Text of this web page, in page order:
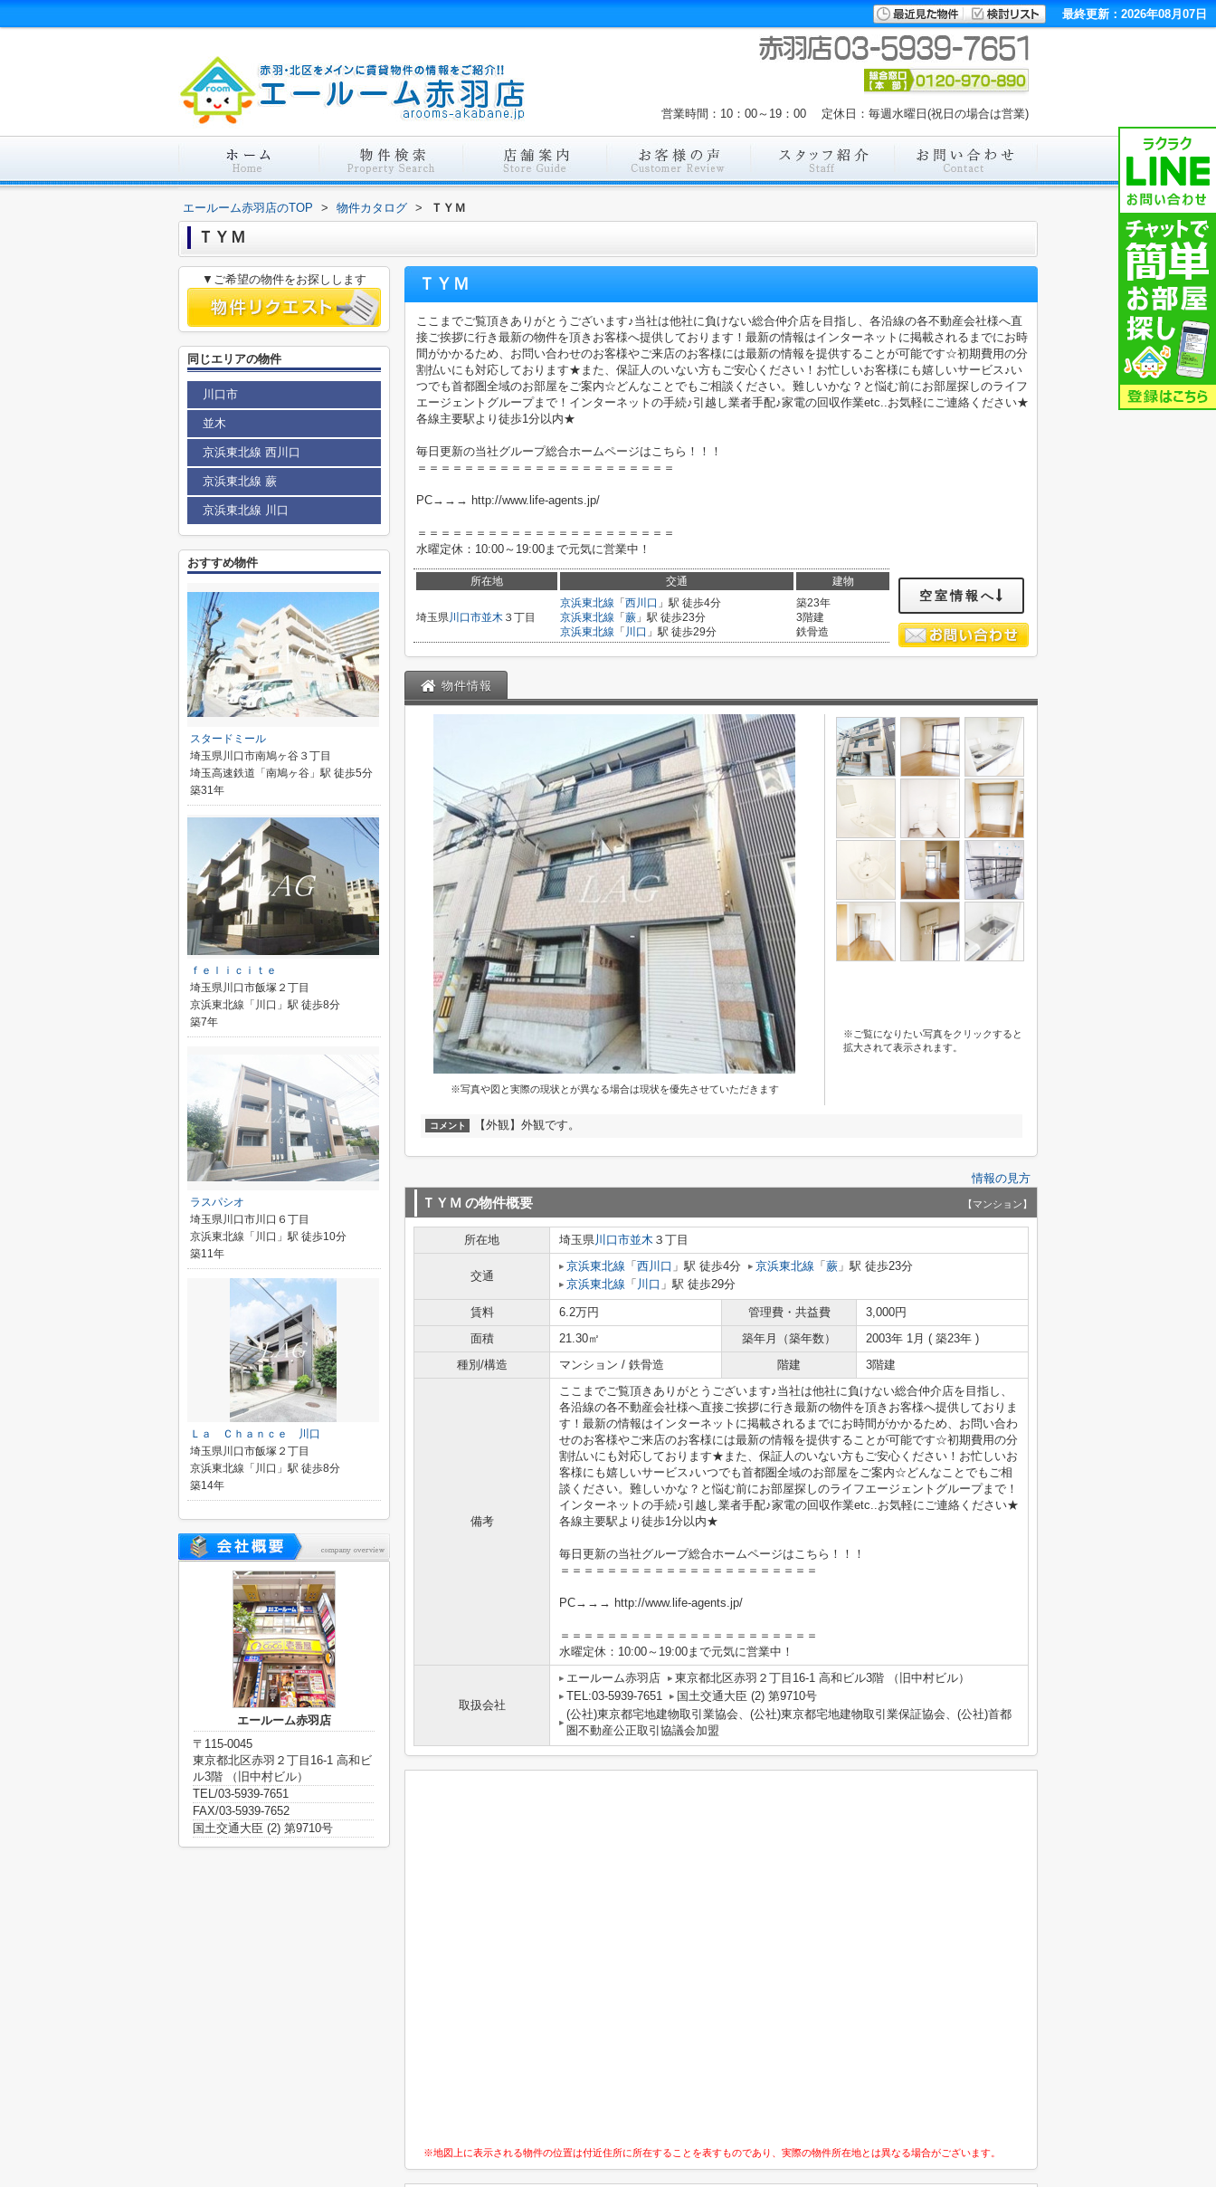
最終更新：2026年08月07日
営業時間：10：00～19：00 定休日：毎週水曜日(祝日の場合は営業)
エールーム赤羽店のTOP > 物件カタログ > ＴＹＭ
ＴＹＭ
ＴＹＭ
ここまでご覧頂きありがとうございます♪当社は他社に負けない総合仲介店を目指し、各沿線の各不動産会社様へ直
接ご挨拶に行き最新の物件を頂きお客様へ提供しております！最新の情報はインターネットに掲載されるまでにお時
間がかかるため、お問い合わせのお客様やご来店のお客様には最新の情報を提供することが可能です☆初期費用の分
割払いにも対応しております★また、保証人のいない方もご安心ください！お忙しいお客様にも嬉しいサービス♪い
つでも首都圏全域のお部屋をご案内☆どんなことでもご相談ください。難しいかな？と悩む前にお部屋探しのライフ
エージェントグループまで！インターネットの手続♪引越し業者手配♪家電の回収作業etc..お気軽にご連絡ください★
各線主要駅より徒歩1分以内★
毎日更新の当社グループ総合ホームページはこちら！！！
＝＝＝＝＝＝＝＝＝＝＝＝＝＝＝＝＝＝＝＝＝＝
PC→→→ http://www.life-agents.jp/
＝＝＝＝＝＝＝＝＝＝＝＝＝＝＝＝＝＝＝＝＝＝
水曜定休：10:00～19:00まで元気に営業中！
所在地 交通 建物
埼玉県川口市並木 ３丁目
京浜東北線 「 西川口 」駅 徒歩4分
京浜東北線 「 蕨 」駅 徒歩23分
京浜東北線 「 川口 」駅 徒歩29分
築23年
3階建
鉄骨造
空室情報へ
物件情報
※写真や図と実際の現状とが異なる場合は現状を優先させていただきます
※ご覧になりたい写真をクリックすると
拡大されて表示されます。
コメント 【外観】外観です。
情報の見方
ＴＹＭ の物件概要 【マンション】
所在地 埼玉県川口市並木 ３丁目
交通
京浜東北線 「 西川口 」駅 徒歩4分 京浜東北線 「 蕨 」駅 徒歩23分
京浜東北線 「 川口 」駅 徒歩29分
賃料 6.2万円 管理費・共益費
3,000円
面積
21.30㎡ 築年月（築年数）
2003年 1月 ( 築23年 )
種別/構造
マンション / 鉄骨造 階建 3階建
備考
ここまでご覧頂きありがとうございます♪当社は他社に負けない総合仲介店を目指し、
各沿線の各不動産会社様へ直接ご挨拶に行き最新の物件を頂きお客様へ提供しておりま
す！最新の情報はインターネットに掲載されるまでにお時間がかかるため、お問い合わ
せのお客様やご来店のお客様には最新の情報を提供することが可能です☆初期費用の分
割払いにも対応しております★また、保証人のいない方もご安心ください！お忙しいお
客様にも嬉しいサービス♪いつでも首都圏全域のお部屋をご案内☆どんなことでもご相
談ください。難しいかな？と悩む前にお部屋探しのライフエージェントグループまで！
インターネットの手続♪引越し業者手配♪家電の回収作業etc..お気軽にご連絡ください★
各線主要駅より徒歩1分以内★
毎日更新の当社グループ総合ホームページはこちら！！！
＝＝＝＝＝＝＝＝＝＝＝＝＝＝＝＝＝＝＝＝＝＝
PC→→→ http://www.life-agents.jp/
＝＝＝＝＝＝＝＝＝＝＝＝＝＝＝＝＝＝＝＝＝＝
水曜定休：10:00～19:00まで元気に営業中！
取扱会社
エールーム赤羽店
東京都北区赤羽２丁目16-1 高和ビル3階 （旧中村ビル）
TEL:03-5939-7651
国土交通大臣 (2) 第9710号
(公社)東京都宅地建物取引業協会、(公社)東京都宅地建物取引業保証協会、(公社)首都
圏不動産公正取引協議会加盟
※地図上に表示される物件の位置は付近住所に所在することを表すものであり、実際の物件所在地とは異なる場合がございます。
▼ご希望の物件をお探しします
同じエリアの物件
川口市
並木
京浜東北線 西川口
京浜東北線 蕨
京浜東北線 川口
おすすめ物件
スタードミール
埼玉県川口市南鳩ヶ谷３丁目
埼玉高速鉄道「南鳩ヶ谷」駅 徒歩5分
築31年
ｆｅｌｉｃｉｔｅ
埼玉県川口市飯塚２丁目
京浜東北線「川口」駅 徒歩8分
築7年
ラスパシオ
埼玉県川口市川口６丁目
京浜東北線「川口」駅 徒歩10分
築11年
Ｌａ Ｃｈａｎｃｅ 川口
埼玉県川口市飯塚２丁目
京浜東北線「川口」駅 徒歩8分
築14年
エールーム赤羽店
〒115-0045
東京都北区赤羽２丁目16-1 高和ビ
ル3階 （旧中村ビル）
TEL/03-5939-7651
FAX/03-5939-7652
国土交通大臣 (2) 第9710号